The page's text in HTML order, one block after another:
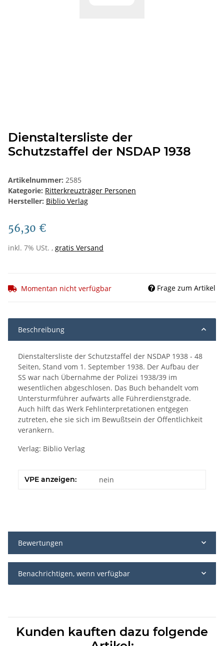
Dienstaltersliste der
Schutzstaffel der NSDAP 1938
Artikelnummer: 2585
Kategorie: Ritterkreuzträger Personen
Hersteller: Biblio Verlag
56,30 €
inkl. 7% USt. , gratis Versand
Momentan nicht verfügbar Frage zum Artikel
Beschreibung
Dienstaltersliste der Schutzstaffel der NSDAP 1938 - 48
Seiten, Stand vom 1. September 1938. Der Aufbau der
SS war nach Übernahme der Polizei 1938/39 im
wesentlichen abgeschlosen. Das Buch behandelt vom
Untersturmführer aufwärts alle Führerdienstgrade.
Auch hilft das Werk Fehlinterpretationen entgegen
zutreten, ehe sie sich im Bewußtsein der Öffentlichkeit
verankern.
Verlag: Biblio Verlag
VPE anzeigen: nein
Bewertungen
Benachrichtigen, wenn verfügbar
Kunden kauften dazu folgende